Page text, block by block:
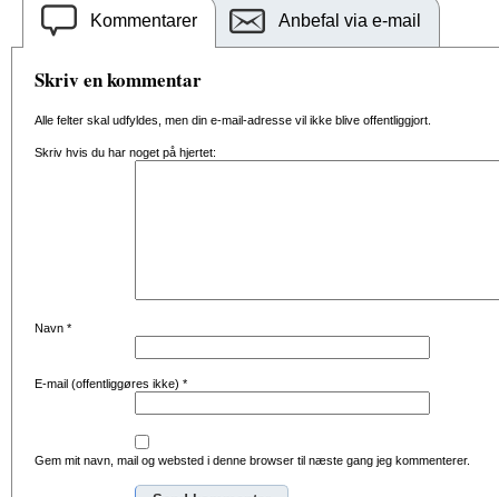
Kommentarer Anbefal via e-mail
Skriv en kommentar
Alle felter skal udfyldes, men din e-mail-adresse vil ikke blive offentliggjort.
Skriv hvis du har noget på hjertet:
Navn *
E-mail (offentliggøres ikke) *
Gem mit navn, mail og websted i denne browser til næste gang jeg kommenterer.